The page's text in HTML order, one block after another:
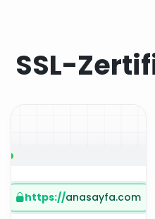
SSL-
https://anasayfa.com